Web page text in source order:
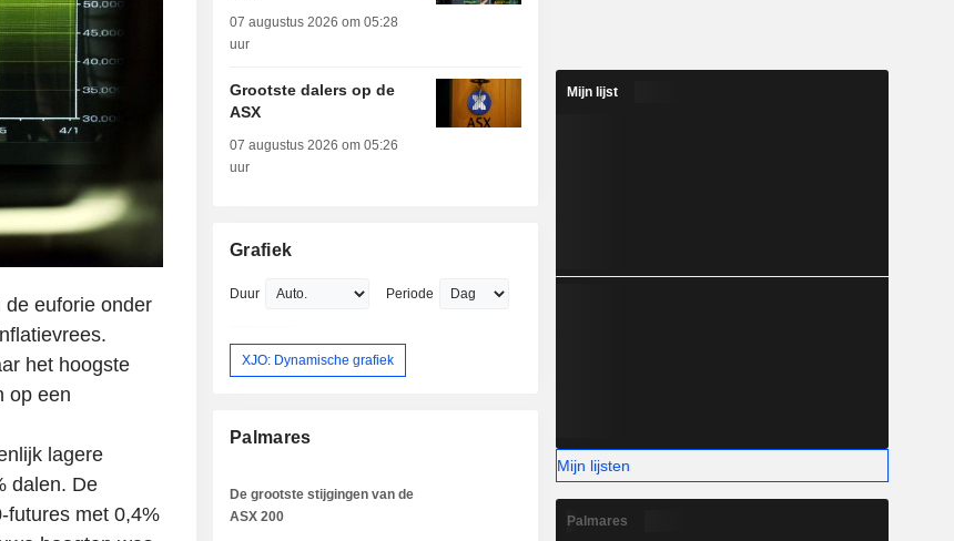
euforie onder
het hoogste
op een
lagere
dalen. De
futures met 0,4%
07 augustus 2026 om 05:28
uur
Grootste dalers op de
ASX
07 augustus 2026 om 05:26
uur
Grafiek
Duur Periode
XJO: Dynamische grafiek
Palmares
De grootste stijgingen van de
ASX 200
Mijn lijst
Mijn lijsten
Palmares